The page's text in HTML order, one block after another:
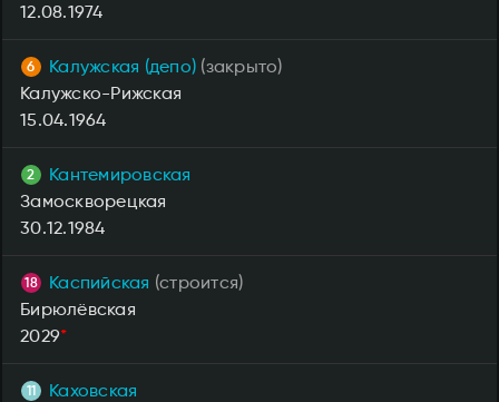
12.08.1974
Калужская (депо) (закрыто)
Калужско-Рижская
15.04.1964
Кантемировская
Замоскворецкая
30.12.1984
Каспийская (строится)
Бирюлёвская
2029*
Каховская